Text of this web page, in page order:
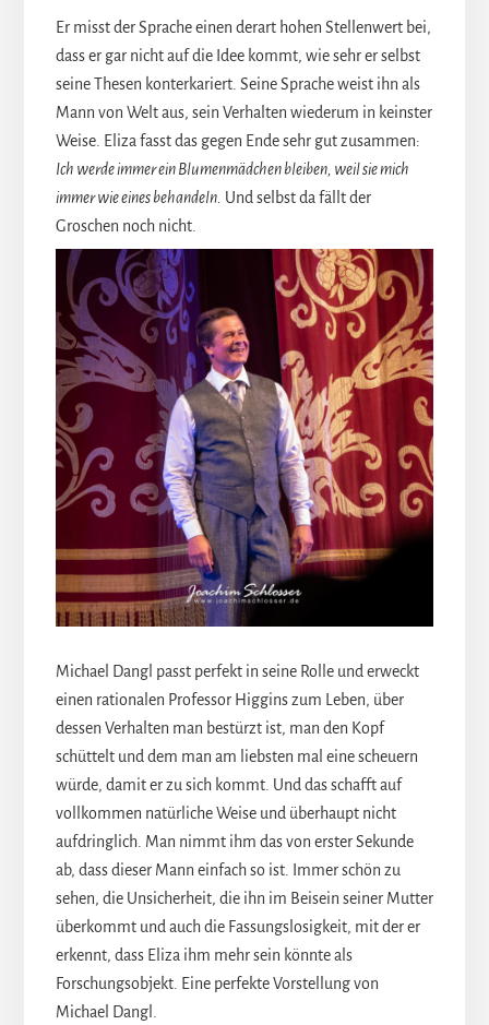
Er misst der Sprache einen derart hohen Stellenwert bei,
dass er gar nicht auf die Idee kommt, wie sehr er selbst
seine Thesen konterkariert. Seine Sprache weist ihn als
Mann von Welt aus, sein Verhalten wiederum in keinster
Weise. Eliza fasst das gegen Ende sehr gut zusammen:
Ich werde immer ein Blumenmädchen bleiben, weil sie mich
immer wie eines behandeln. Und selbst da fällt der
Groschen noch nicht.
Michael Dangl passt perfekt in seine Rolle und erweckt
einen rationalen Professor Higgins zum Leben, über
dessen Verhalten man bestürzt ist, man den Kopf
schüttelt und dem man am liebsten mal eine scheuern
würde, damit er zu sich kommt. Und das schafft auf
vollkommen natürliche Weise und überhaupt nicht
aufdringlich. Man nimmt ihm das von erster Sekunde
ab, dass dieser Mann einfach so ist. Immer schön zu
sehen, die Unsicherheit, die ihn im Beisein seiner Mutter
überkommt und auch die Fassungslosigkeit, mit der er
erkennt, dass Eliza ihm mehr sein könnte als
Forschungsobjekt. Eine perfekte Vorstellung von
Michael Dangl.